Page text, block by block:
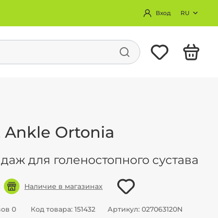
Вход RU
Массажные коврики
Ortonia
для голеностопного сустава
Наличие в магазинах
0 Код товара: 151432 Артикул: 027063120N